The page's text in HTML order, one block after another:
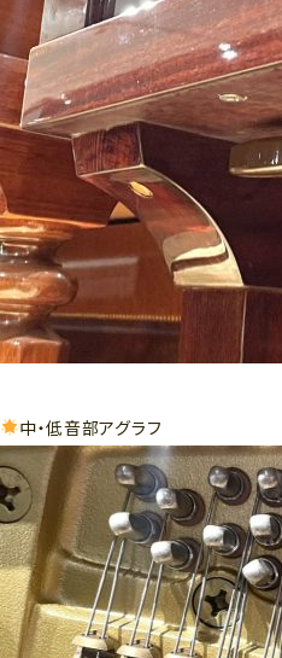
中・低音部アグラフ